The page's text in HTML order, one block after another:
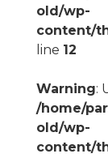
old/wp-
content/
line 12
Warning:
/home/
old/wp-
content/